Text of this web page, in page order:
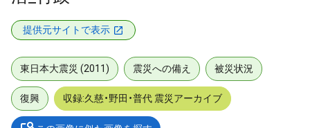
提供元サイトで表示
東日本大震災 (2011) 震災への備え 被災状況
復興 収録:久慈・野田・普代 震災アーカイブ